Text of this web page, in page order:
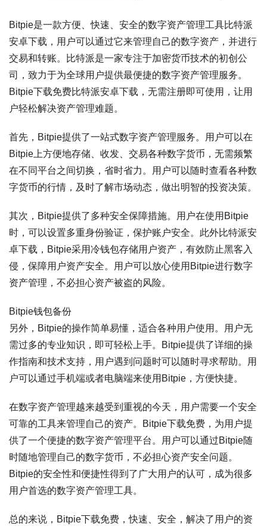
Bitpie是一款方便、快速、安全的数字资产管理工具比特派
安卓下载，用户可以通过它来管理自己的数字资产，并进行
交易和转账。比特派是一家专注于加密货币技术的初创公
司，致力于为全球用户提供最便捷的数字资产管理服务。
Bitpie下载免费比特派安卓下载，无需注册即可使用，让用
户轻松解决资产管理难题。
首先，Bitpie提供了一站式数字资产管理服务。用户可以在
Bitpie上方便地存储、收发、交易各种数字货币，无需频繁
在不同平台之间切换，省时省力。用户可以随时查看各种数
字货币的行情，及时了解市场动态，做出明智的投资决策。
其次，Bitpie提供了多种安全保障措施。用户在使用Bitpie
时，可以设置多重身份验证，保护账户安全。此外比特派安
卓下载，Bitpie采用冷钱包存储用户资产，有效防止黑客入
侵，保障用户资产安全。用户可以放心使用Bitpie进行数字
资产管理，不必担心资产被盗的风险。
Bitpie钱包备份
另外，Bitpie的操作简单易懂，适合各种用户使用。用户无
需过多的专业知识，即可轻松上手。Bitpie提供了详细的操
作指南和技术支持，用户遇到问题时可以随时寻求帮助。用
户可以通过手机端或者电脑端来使用Bitpie，方便快捷。
在数字资产管理越来越受到重视的今天，用户需要一个安全
可靠的工具来管理自己的资产。Bitpie下载免费，为用户提
供了一个便捷的数字资产管理平台。用户可以通过Bitpie随
时随地管理自己的数字货币，不必担心资产安全问题。
Bitpie的安全性和便捷性得到了广大用户的认可，成为很多
用户首选的数字资产管理工具。
总的来说，Bitpie下载免费，快速、安全，解决了用户的资